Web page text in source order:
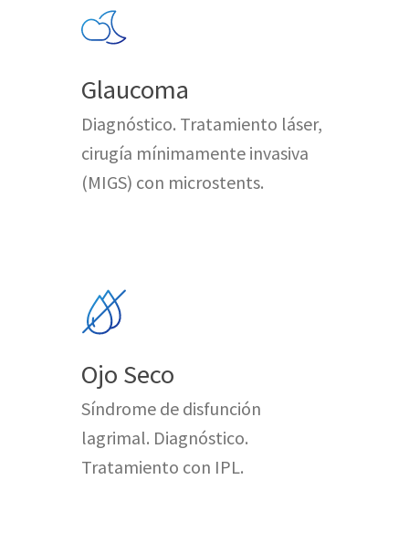
Glaucoma
Diagnóstico. Tratamiento láser,
cirugía mínimamente invasiva
(MIGS) con microstents.
Ojo Seco
Síndrome de disfunción
lagrimal. Diagnóstico.
Tratamiento con IPL.